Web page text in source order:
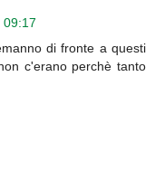
09:17
di fronte a questi
c'erano perchè tanto